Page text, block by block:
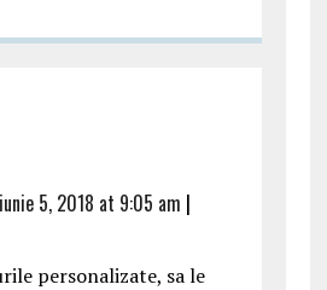
iunie 5, 2018 at 9:05 am |
personalizate, sa le